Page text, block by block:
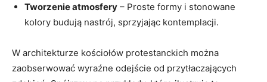
Tworzenie atmosfery – Proste formy i stonowane
kolory budują nastrój, sprzyjając kontemplacji.
W architekturze kościołów protestanckich można
zaobserwować wyraźne odejście od przytłaczających